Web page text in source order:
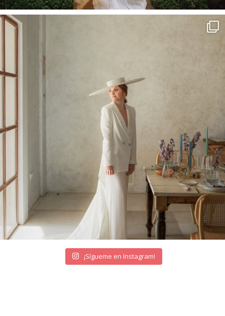
¡Sígueme en Instagram!